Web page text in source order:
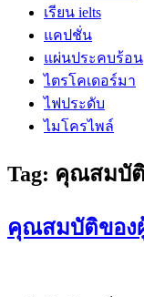
เรียน ielts
แคปชั่น
แผ่นประคบร้อน
ไตรโคเดอร์มา
ไฟประดับ
ไมโครไพล์
Tag: คุณสมบัติ
คุณสมบัติของ